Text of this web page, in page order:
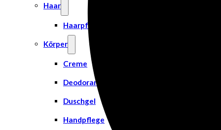
Haar
Haarpflege
Körper
Creme
Deodorant
Duschgel
Handpflege